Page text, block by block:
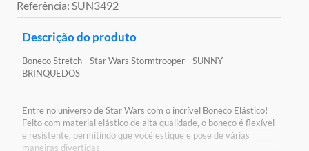
Referência: SUN3492
Descrição do produto
Boneco Stretch - Star Wars Stormtrooper - SUNNY
BRINQUEDOS
Entre no universo de Star Wars com o incrível Boneco Elástico!
Feito com material elástico de alta qualidade, o boneco é flexível
e resistente, permitindo que você estique e pose de várias
maneiras divertidas